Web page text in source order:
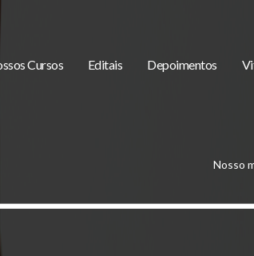
Cursos Editais Depoimentos
Nosso